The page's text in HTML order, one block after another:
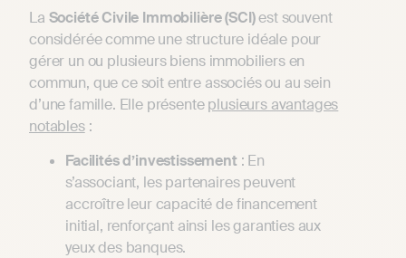
La Société Civile Immobilière (SCI)est souvent
considérée comme une structure idéale pour
gérer un ou plusieurs biens immobiliers en
commun, que ce soit entre associés ou au sein
d’une famille. Elle présenteplusieurs avantages
notables:
Facilités d’investissement : En
s’associant, les partenaires peuvent
accroître leur capacité de financement
initial, renforçant ainsi les garanties aux
yeux des banques.